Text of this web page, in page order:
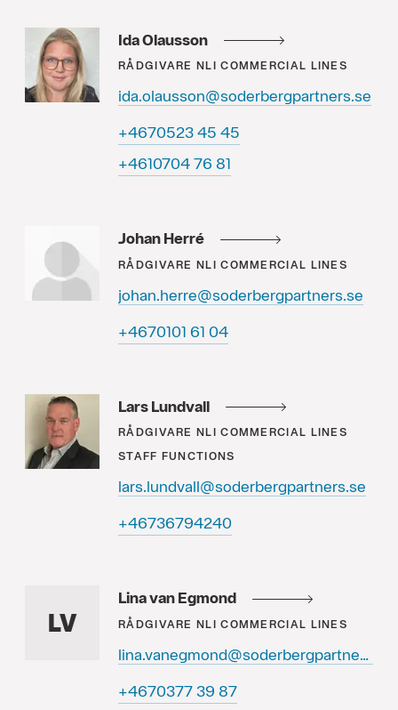
Ida Olausson
RÅDGIVARE NLI COMMERCIAL LINES
ida.olausson@soderbergpartners.se
54 54 3250764+
18 67 4070164+
Johan Herré
RÅDGIVARE NLI COMMERCIAL LINES
johan.herre@soderbergpartners.se
40 16 1010764+
Lars Lundvall
RÅDGIVARE NLI COMMERCIAL LINES
STAFF FUNCTIONS
lars.lundvall@soderbergpartners.se
04249763764+
LV
Lina van Egmond
RÅDGIVARE NLI COMMERCIAL LINES
lina.vanegmond@soderbergpartners.se
78 93 7730764+